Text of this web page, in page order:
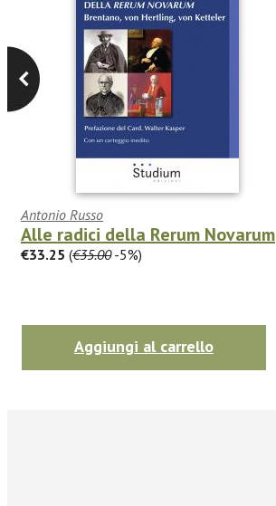
Antonio Russo
Alle radici della Rerum Novarum
€33.25 (€35.00-5%)
Aggiungi al carrello